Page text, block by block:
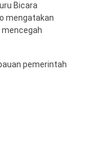
Bicara
mengatakan
pemerintah